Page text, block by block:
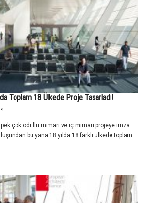
Toplam 18 Ülkede Proje Tasarladı!
pek çok ödüllü mimari ve iç mimari projeye imza
bu yana 18 yılda 18 farklı ülkede toplam